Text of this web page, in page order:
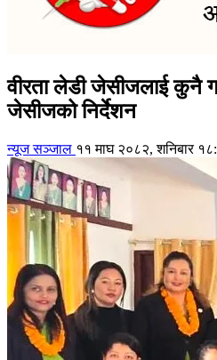
वीरता लेडी जेसीजलाई कुनै
जेसीजको निर्देशन
न्यूज सञ्जाल ११ माघ २०८२, शनिबार